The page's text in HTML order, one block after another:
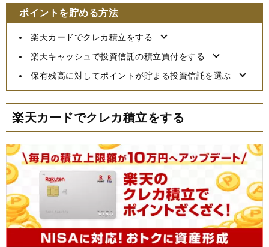
ポイントを貯める方法
楽天カードでクレカ積立をする
楽天キャッシュで投資信託の積立買付をする
保有残高に対してポイントが貯まる投資信託を選ぶ
楽天カードでクレカ積立をする